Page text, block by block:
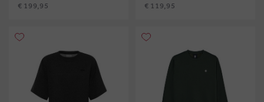
€ 199,95 € 119,95